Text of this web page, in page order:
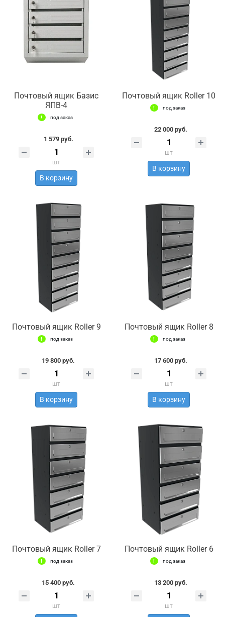
Почтовый ящик Базис
ЯПВ-4
под заказ
1 579 руб.
шт
В корзину
Почтовый ящик Roller 10
под заказ
22 000 руб.
шт
В корзину
Почтовый ящик Roller 9
под заказ
19 800 руб.
шт
В корзину
Почтовый ящик Roller 8
под заказ
17 600 руб.
шт
В корзину
Почтовый ящик Roller 7
под заказ
15 400 руб.
шт
Почтовый ящик Roller 6
под заказ
13 200 руб.
шт